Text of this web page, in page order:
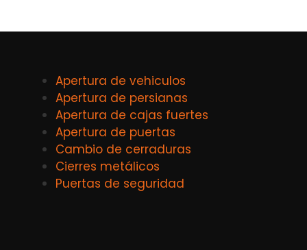
Apertura de vehiculos
Apertura de persianas
Apertura de cajas fuertes
Apertura de puertas
Cambio de cerraduras
Cierres metálicos
Puertas de seguridad